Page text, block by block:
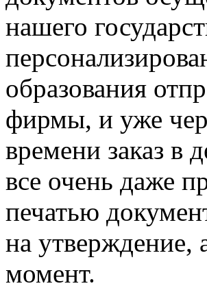
нашего
образования
фирмы, и уже
времени заказ в
все очень даже
печатью
на утверждение,
момент.